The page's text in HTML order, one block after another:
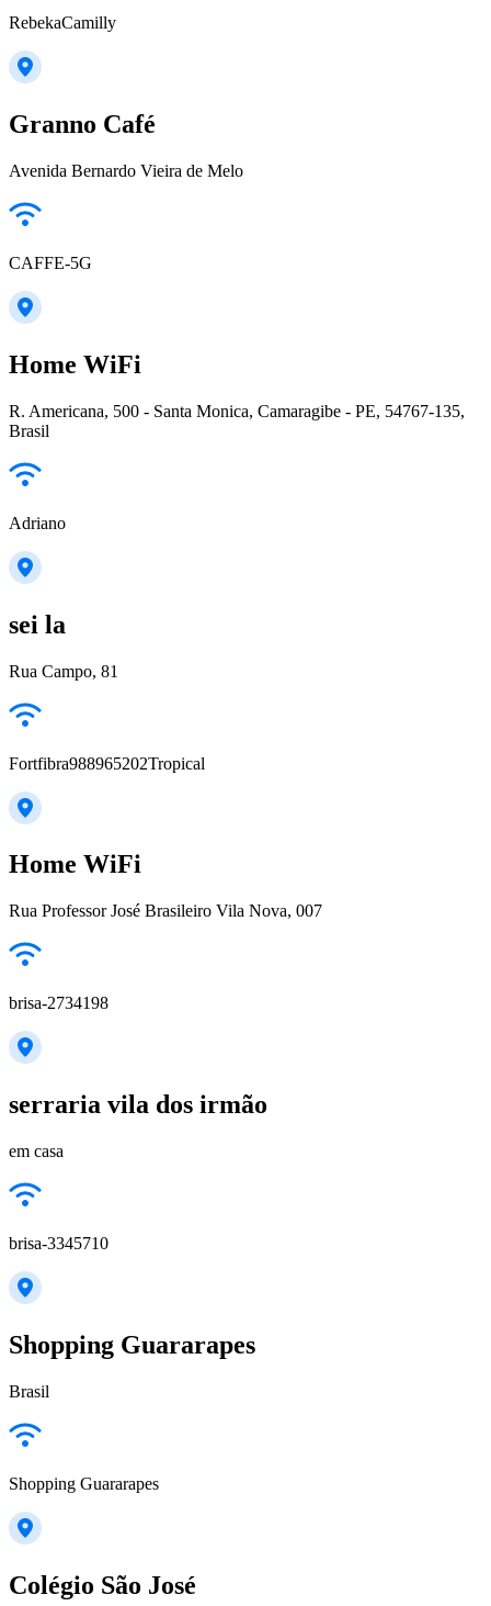
RebekaCamilly
Granno Café
Avenida Bernardo Vieira de Melo
CAFFE-5G
Home WiFi
R. Americana, 500 - Santa Monica, Camaragibe - PE, 54767-135,
Brasil
Adriano
sei la
Rua Campo, 81
Fortfibra988965202Tropical
Home WiFi
Rua Professor José Brasileiro Vila Nova, 007
brisa-2734198
serraria vila dos irmão
em casa
brisa-3345710
Shopping Guararapes
Brasil
Shopping Guararapes
Colégio São José